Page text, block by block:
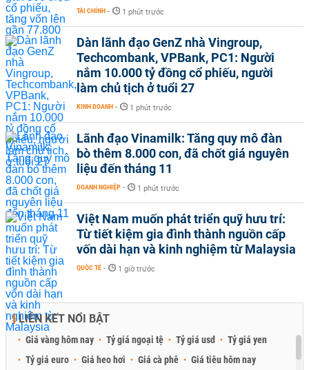
TÀI CHÍNH - 1 phút trước
Dàn lãnh đạo GenZ nhà Vingroup,
Techcombank, VPBank, PC1: Người
nắm 10.000 tỷ đồng cổ phiếu, người
làm chủ tịch ở tuổi 27
KINH DOANH - 1 phút trước
Lãnh đạo Vinamilk: Tăng quy mô đàn
bò thêm 8.000 con, đã chốt giá nguyên
liệu đến tháng 11
DOANH NGHIỆP - 1 phút trước
Việt Nam muốn phát triển quỹ hưu trí:
Từ tiết kiệm gia đình thành nguồn cấp
vốn dài hạn và kinh nghiệm từ Malaysia
QUỐC TẾ - 1 giờ trước
LIÊN KẾT NỔI BẬT
Giá vàng hôm nay Tỷ giá ngoại tệ Tỷ giá usd
Tỷ giá yen
Tỷ giá euro
Giá heo hơi Giá cà phê Giá tiêu hôm nay